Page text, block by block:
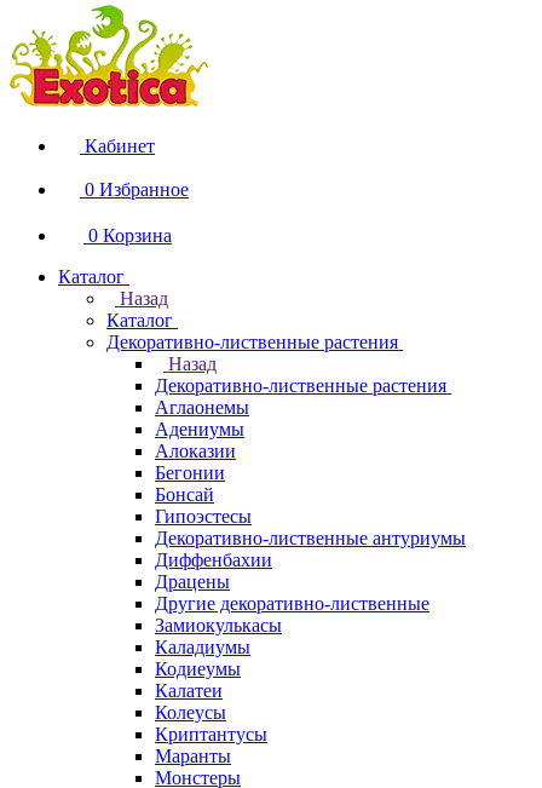
Кабинет
0 Избранное
0 Корзина
Каталог
Назад
Каталог
Декоративно-лиственные растения
Назад
Декоративно-лиственные растения
Аглаонемы
Адениумы
Алоказии
Бегонии
Бонсай
Гипоэстесы
Декоративно-лиственные антуриумы
Диффенбахии
Драцены
Другие декоративно-лиственные
Замиокулькасы
Каладиумы
Кодиеумы
Калатеи
Колеусы
Криптантусы
Маранты
Монстеры